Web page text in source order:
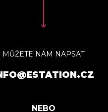
MŮŽETE NÁM NAPSAT